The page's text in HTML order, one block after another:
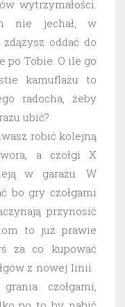
wytrzymałości.
nie jechał, w
oddać do
po Tobie. O ile go
kamuflażu to
radocha, żeby
ubić?
robić kolejną
a czołgi X
w garażu. W
bo gry czołgami
przynosić
to już prawie
za co kupować
z nowej linii.
czołgami,